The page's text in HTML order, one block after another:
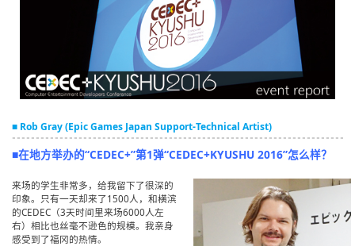
ภาษาไทย
tiéng Viêt
Bahasa Indonesia
■ Rob Gray (Epic Games Japan Support-Technical Artist)
■在地方举办的“CEDEC+”第1弹“CEDEC+KYUSHU 2016”怎么样？
来场的学生非常多，给我留下了很深的
印象。只有一天却来了1500人，和横滨
的CEDEC（3天时间里来场6000人左
右）相比也丝毫不逊色的规模。我亲身
感受到了福冈的热情。